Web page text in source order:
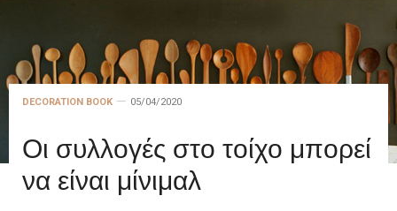
DECORATION BOOK 05/04/2020
Οι συλλογές στο τοίχο μπορεί
να είναι μίνιμαλ